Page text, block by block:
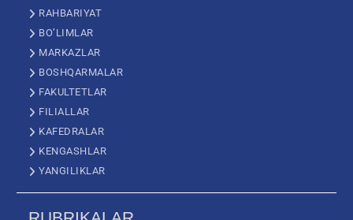
RAHBARIYAT
BO’LIMLAR
MARKAZLAR
BOSHQARMALAR
FAKULTETLAR
FILIALLAR
KAFEDRALAR
KENGASHLAR
YANGILIKLAR